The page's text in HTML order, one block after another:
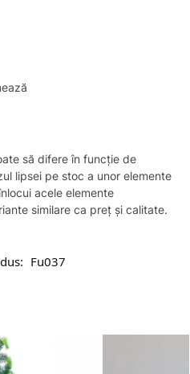
să difere în funcţie de
lipsei pe stoc a unor elemente
acele elemente
similare ca preț și calitate.
Fu037